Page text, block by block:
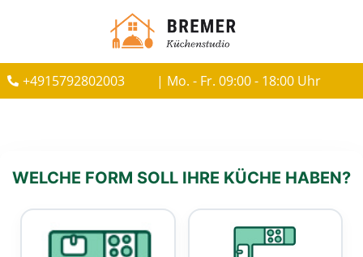
+4915792802003 | Mo. - Fr. 09:00 - 18:00 Uhr
WELCHE FORM SOLL IHRE KÜCHE HABEN?